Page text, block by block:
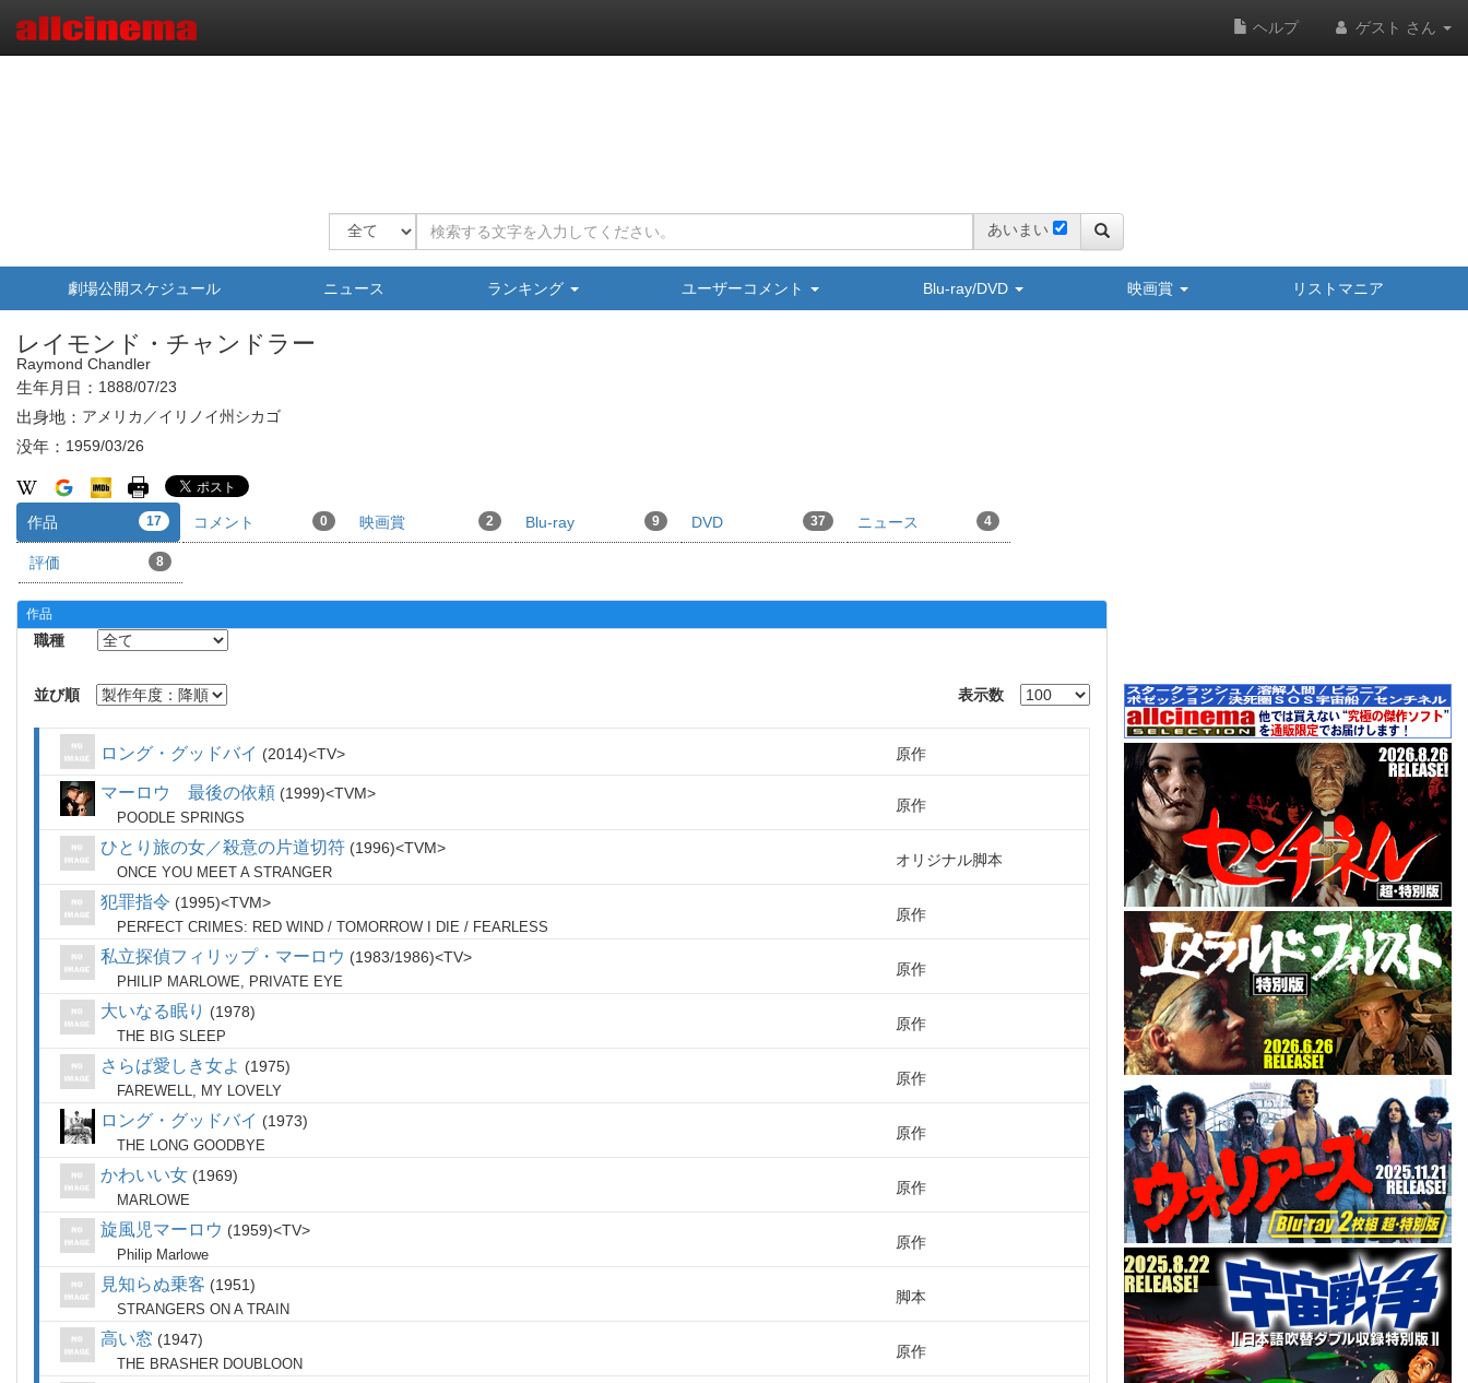
ヘルプ ゲスト さん
あいまい
劇場公開スケジュール ニュース ランキング ユーザーコメント Blu-ray/DVD 映画賞 リストマニア
レイモンド・チャンドラー
Raymond Chandler
生年月日： 1888/07/23
出身地： アメリカ／イリノイ州シカゴ
没年： 1959/03/26
作品 17 コメント 0 映画賞 2 Blu-ray 9 DVD 37 ニュース 4
評価 8
作品
職種
並び順 表示数
ロング・グッドバイ 2014 TV 原作
マーロウ 最後の依頼 1999 TVM
POODLE SPRINGS
原作
ひとり旅の女／殺意の片道切符 1996 TVM
ONCE YOU MEET A STRANGER
オリジナル脚本
犯罪指令 1995 TVM
PERFECT CRIMES: RED WIND / TOMORROW I DIE / FEARLESS
原作
私立探偵フィリップ・マーロウ 1983/1986 TV
PHILIP MARLOWE, PRIVATE EYE
原作
大いなる眠り 1978
THE BIG SLEEP
原作
さらば愛しき女よ 1975
FAREWELL, MY LOVELY
原作
ロング・グッドバイ 1973
THE LONG GOODBYE
原作
かわいい女 1969
MARLOWE
原作
旋風児マーロウ 1959 TV
Philip Marlowe
原作
見知らぬ乗客 1951
STRANGERS ON A TRAIN
脚本
高い窓 1947
THE BRASHER DOUBLOON
原作